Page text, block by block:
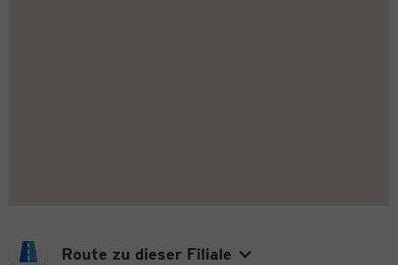
Route zu dieser Filiale